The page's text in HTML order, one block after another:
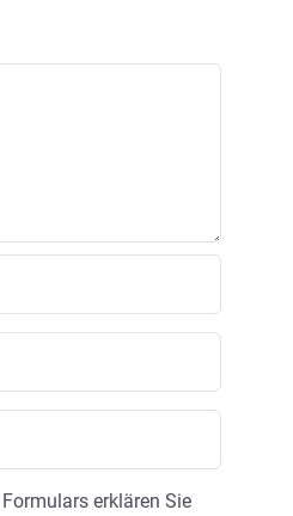
erklären Sie